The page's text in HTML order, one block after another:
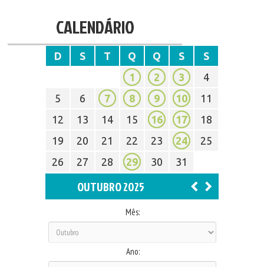
CALENDÁRIO
D S T Q Q S
S
1
2 3
4
5
6 7 8 9 10
11
12
13 14 15 16 17
18
19
20 21 22 23 24
25
26
27 28 29 30 31
OUTUBRO 2025
Mês:
Ano: